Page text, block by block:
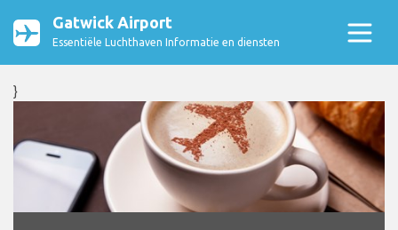
Gatwick Airport
Essentiële Luchthaven Informatie en diensten
}